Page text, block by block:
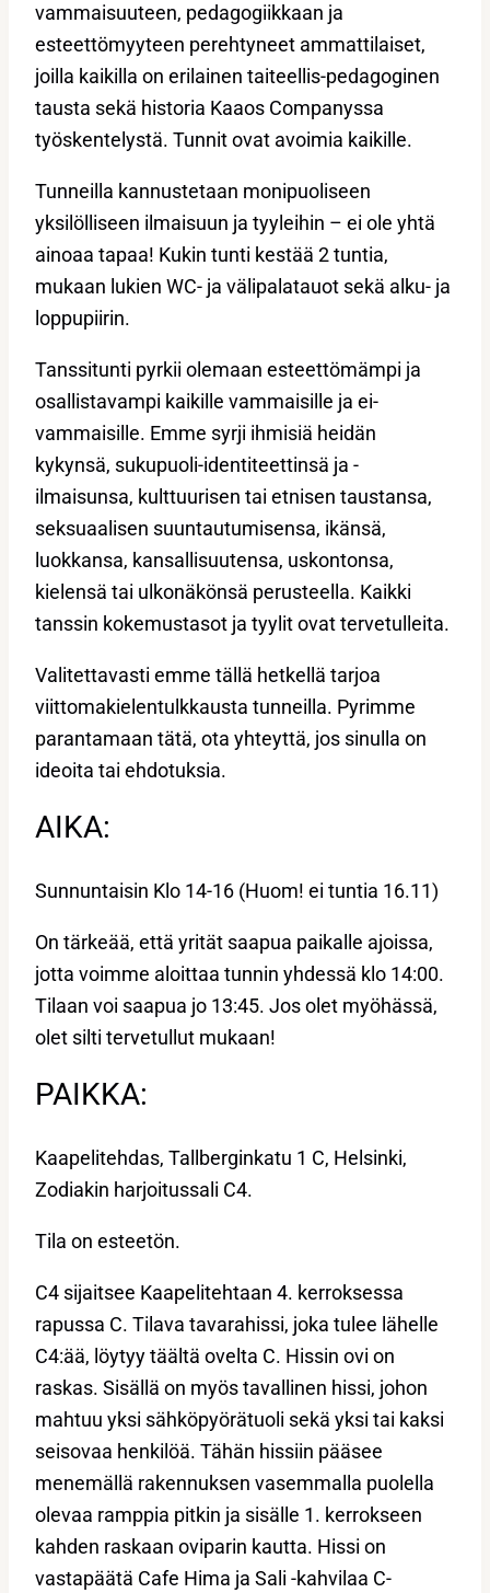
vammaisuuteen, pedagogiikkaan ja
esteettömyyteen perehtyneet ammattilaiset,
joilla kaikilla on erilainen taiteellis-pedagoginen
tausta sekä historia Kaaos Companyssa
työskentelystä. Tunnit ovat avoimia kaikille.
Tunneilla kannustetaan monipuoliseen
yksilölliseen ilmaisuun ja tyyleihin – ei ole yhtä
ainoaa tapaa! Kukin tunti kestää 2 tuntia,
mukaan lukien WC- ja välipalatauot sekä alku- ja
loppupiirin.
Tanssitunti pyrkii olemaan esteettömämpi ja
osallistavampi kaikille vammaisille ja ei-
vammaisille. Emme syrji ihmisiä heidän
kykynsä, sukupuoli-identiteettinsä ja -
ilmaisunsa, kulttuurisen tai etnisen taustansa,
seksuaalisen suuntautumisensa, ikänsä,
luokkansa, kansallisuutensa, uskontonsa,
kielensä tai ulkonäkönsä perusteella. Kaikki
tanssin kokemustasot ja tyylit ovat tervetulleita.
Valitettavasti emme tällä hetkellä tarjoa
viittomakielentulkkausta tunneilla. Pyrimme
parantamaan tätä, ota yhteyttä, jos sinulla on
ideoita tai ehdotuksia.
AIKA:
Sunnuntaisin Klo 14-16 (Huom! ei tuntia 16.11)
On tärkeää, että yrität saapua paikalle ajoissa,
jotta voimme aloittaa tunnin yhdessä klo 14:00.
Tilaan voi saapua jo 13:45. Jos olet myöhässä,
olet silti tervetullut mukaan!
PAIKKA:
Kaapelitehdas, Tallberginkatu 1 C, Helsinki,
Zodiakin harjoitussali C4.
Tila on esteetön.
C4 sijaitsee Kaapelitehtaan 4. kerroksessa
rapussa C. Tilava tavarahissi, joka tulee lähelle
C4:ää, löytyy täältä ovelta C. Hissin ovi on
raskas. Sisällä on myös tavallinen hissi, johon
mahtuu yksi sähköpyörätuoli sekä yksi tai kaksi
seisovaa henkilöä. Tähän hissiin pääsee
menemällä rakennuksen vasemmalla puolella
olevaa ramppia pitkin ja sisälle 1. kerrokseen
kahden raskaan oviparin kautta. Hissi on
vastapäätä Cafe Hima ja Sali -kahvilaa C-